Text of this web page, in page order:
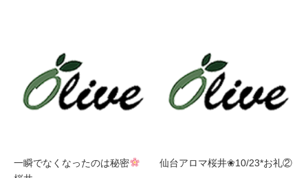
一瞬でなくなったのは秘密
仙台アロマ桜井❀10/23*お礼②